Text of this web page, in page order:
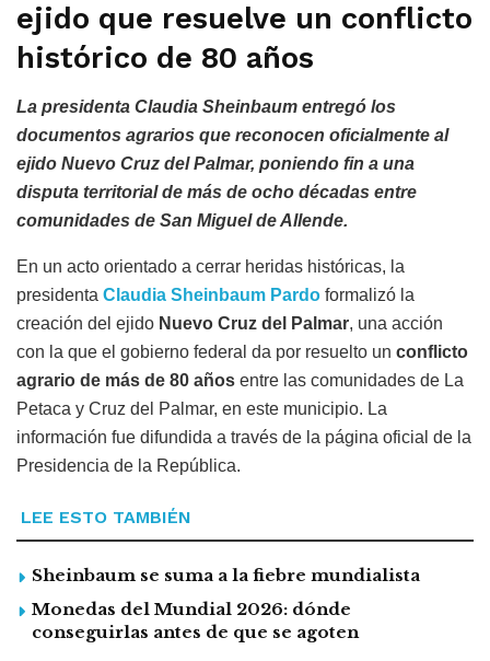
ejido que resuelve un conflicto
histórico de 80 años
La presidenta Claudia Sheinbaum entregó los
documentos agrarios que reconocen oficialmente al
ejido Nuevo Cruz del Palmar, poniendo fin a una
disputa territorial de más de ocho décadas entre
comunidades de San Miguel de Allende.
En un acto orientado a cerrar heridas históricas, la
presidenta Claudia Sheinbaum Pardo formalizó la
creación del ejido Nuevo Cruz del Palmar, una acción
con la que el gobierno federal da por resuelto un conflicto
agrario de más de 80 años entre las comunidades de La
Petaca y Cruz del Palmar, en este municipio. La
información fue difundida a través de la página oficial de la
Presidencia de la República.
LEE ESTO TAMBIÉN
Sheinbaum se suma a la fiebre mundialista
Monedas del Mundial 2026: dónde
conseguirlas antes de que se agoten